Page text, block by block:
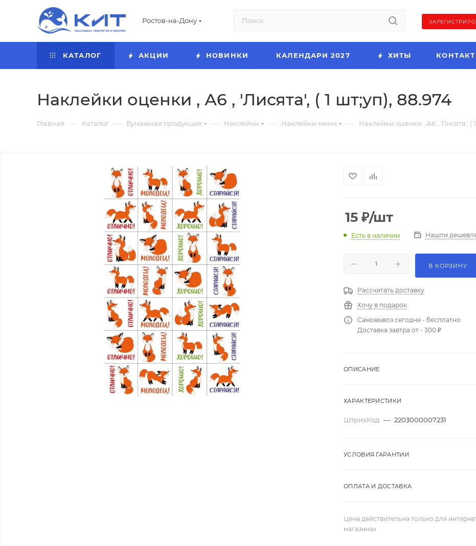
Ростов-на-Дону
КАТАЛОГ АКЦИИ НОВИНКИ КАЛЕНДАРИ 2027 ХИТЫ
Наклейки оценки , А6 , 'Лисята', ( 1 шт;уп), 88.974
Главная — Каталог — Бумажная продукция — Наклейки — Наклейки мини — Наклейки оценки , А6 , 'Лисята', (
15 ₽/шт
Есть в наличии Нашли
В КОРЗИНУ
Рассчитать доставку
Хочу в подарок
Самовывоз сегодня - бесплатно
Доставка завтра от - 300 ₽
ОПИСАНИЕ
ХАРАКТЕРИСТИКИ
ШтрихКод — 2203000007231
УСЛОВИЯ ГАРАНТИИ
ОПЛАТА И ДОСТАВКА
Цена действительна только для
магазинах